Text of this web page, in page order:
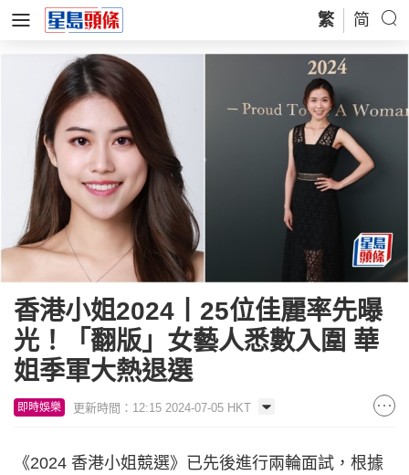
繁 简
香港小姐2024丨25位佳麗率先曝
光！「翻版」女藝人悉數入圍 華
姐季軍大熱退選
即時娛樂 更新時間：12:15 2024-07-05 HKT
《2024 香港小姐競選》已先後進行兩輪面試，根據